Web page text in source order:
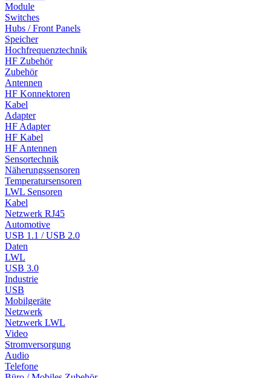
Module
Switches
Hubs / Front Panels
Speicher
Hochfrequenztechnik
HF Zubehör
Zubehör
Antennen
HF Konnektoren
Kabel
Adapter
HF Adapter
HF Kabel
HF Antennen
Sensortechnik
Näherungssensoren
Temperatursensoren
LWL Sensoren
Kabel
Netzwerk RJ45
Automotive
USB 1.1 / USB 2.0
Daten
LWL
USB 3.0
Industrie
USB
Mobilgeräte
Netzwerk
Netzwerk LWL
Video
Stromversorgung
Audio
Telefone